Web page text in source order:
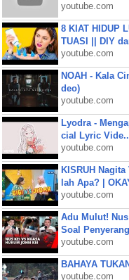
youtube.com
8 KIAT HIDUP
TUASI || DIY
youtube.com
NOAH - Kala
deo)
youtube.com
Lyodra -
cial Lyric
youtube.com
KISRUH
lah Apa? |
youtube.com
Adu Mulut!
Soal
youtube.com
BAHAYA
youtube.com